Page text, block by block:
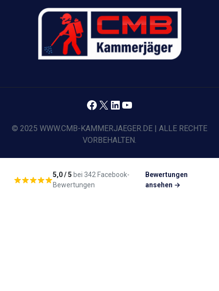
© 2025 WWW.CMB-KAMMERJAEGER.DE | ALLE RECHTE
VORBEHALTEN.
Facebook
X LinkedIn
YouTube
5,0 / 5 bei 342 Facebook-
Bewertungen
Bewertungen
ansehen →